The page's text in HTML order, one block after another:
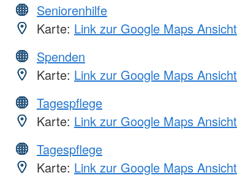
Seniorenhilfe
Karte: Link zur Google Maps Ansicht
Spenden
Karte: Link zur Google Maps Ansicht
Tagespflege
Karte: Link zur Google Maps Ansicht
Tagespflege
Karte: Link zur Google Maps Ansicht